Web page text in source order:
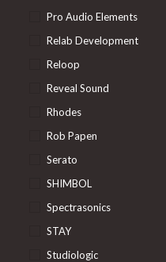
Pro Audio Elements
Relab Development
Reloop
Reveal Sound
Rhodes
Rob Papen
Serato
SHIMBOL
Spectrasonics
STAY
Studiologic